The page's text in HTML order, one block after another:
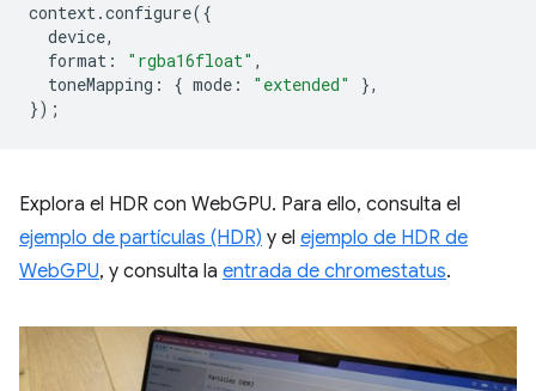
context.configure({
device,
format : "rgba16float" ,
toneMapping : { mode : "extended"
},
});
Explora el HDR con WebGPU. Para ello, consulta el
ejemplo de partículas (HDR) y el ejemplo de HDR de
WebGPU, y consulta la entrada de chromestatus.